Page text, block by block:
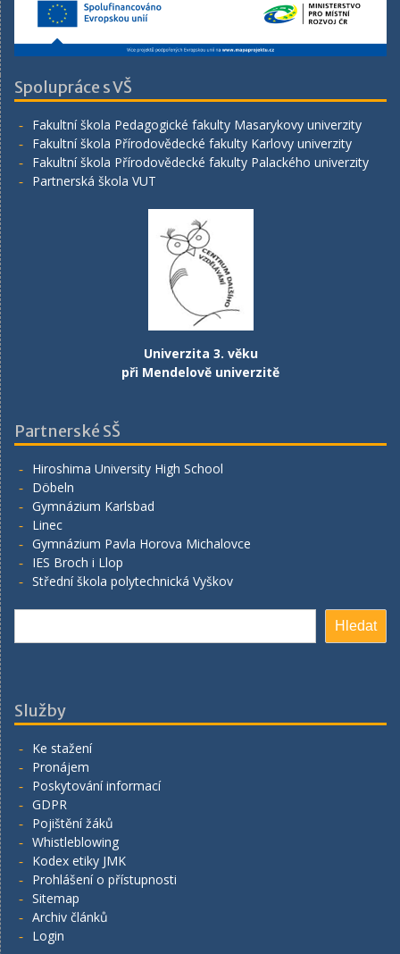
Spolupráce s VŠ
Fakultní škola Pedagogické fakulty Masarykovy univerzity
Fakultní škola Přírodovědecké fakulty Karlovy univerzity
Fakultní škola Přírodovědecké fakulty Palackého univerzity
Partnerská škola VUT
Univerzita 3. věku
při Mendelově univerzitě
Partnerské SŠ
Hiroshima University High School
Döbeln
Gymnázium Karlsbad
Linec
Gymnázium Pavla Horova Michalovce
IES Broch i Llop
Střední škola polytechnická Vyškov
Hledat
Služby
Ke stažení
Pronájem
Poskytování informací
GDPR
Pojištění žáků
Whistleblowing
Kodex etiky JMK
Prohlášení o přístupnosti
Sitemap
Archiv článků
Login